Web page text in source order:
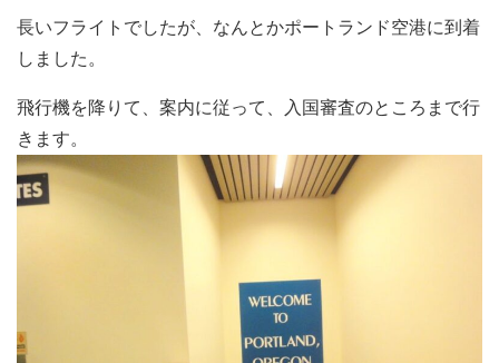
長いフライトでしたが、なんとかポートランド空港に到着
しました。
飛行機を降りて、案内に従って、入国審査のところまで行
きます。